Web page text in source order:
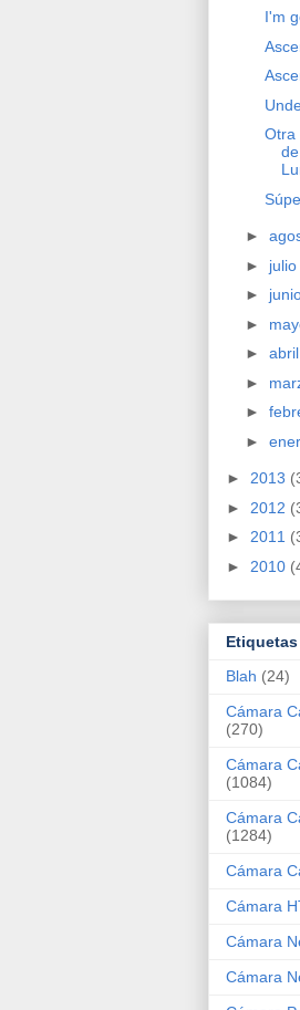
I'm
Otra
►
►
►
►
►
►
►
►
► 2013
► 2012
► 2011
► 2010
Etiquetas
Blah (24)
Cámara
(270)
Cámara
(1084)
Cámara
(1284)
Cámara
Cámara
Cámara
Cámara